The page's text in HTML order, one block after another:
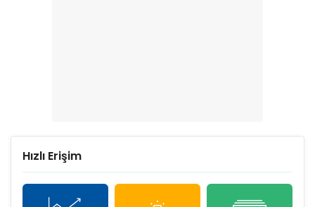
Hızlı Erişim